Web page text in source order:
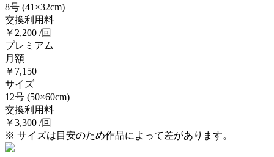
8号 (41×32cm)
交換利用料
￥2,200 /回
プレミアム
月額
￥7,150
サイズ
12号 (50×60cm)
交換利用料
￥3,300 /回
※ サイズは目安のため作品によって差があります。